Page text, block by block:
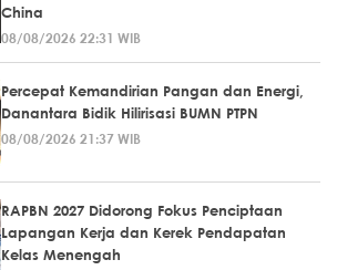
China
08/08/2026 22:31 WIB
Percepat Kemandirian Pangan dan Energi,
Danantara Bidik Hilirisasi BUMN PTPN
08/08/2026 21:37 WIB
RAPBN 2027 Didorong Fokus Penciptaan
Lapangan Kerja dan Kerek Pendapatan
Kelas Menengah